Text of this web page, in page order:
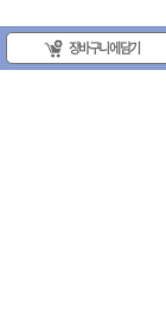
장바구니에 담기